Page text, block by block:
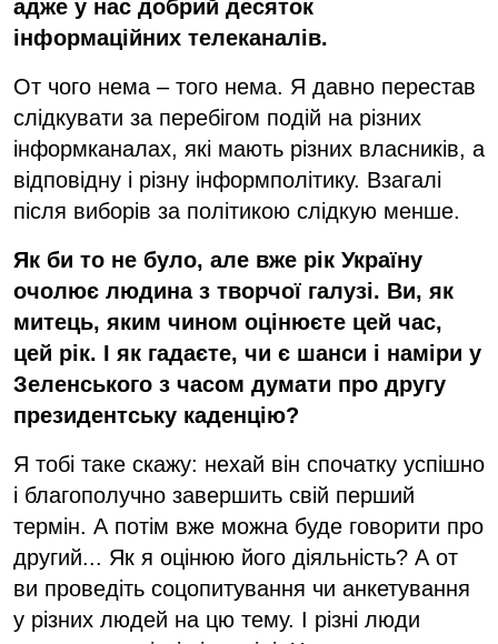
адже у нас добрий десяток
інформаційних телеканалів.
От чого нема – того нема. Я давно перестав
слідкувати за перебігом подій на різних
інформканалах, які мають різних власників, а
відповідну і різну інформполітику. Взагалі
після виборів за політикою слідкую менше.
Як би то не було, але вже рік Україну
очолює людина з творчої галузі. Ви, як
митець, яким чином оцінюєте цей час,
цей рік. І як гадаєте, чи є шанси і наміри у
Зеленського з часом думати про другу
президентську каденцію?
Я тобі таке скажу: нехай він спочатку успішно
і благополучно завершить свій перший
термін. А потім вже можна буде говорити про
другий... Як я оцінюю його діяльність? А от
ви проведіть соцопитування чи анкетування
у різних людей на цю тему. І різні люди